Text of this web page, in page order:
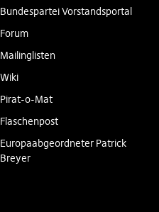
Bundespartei Vorstandsportal
Forum
Mailinglisten
Wiki
Pirat-o-Mat
Flaschenpost
Europaabgeordneter Patrick
Breyer